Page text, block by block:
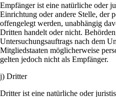
Empfänger ist eine natürliche oder
Einrichtung oder andere Stelle, der
offengelegt werden, unabhängig
Dritten handelt oder nicht.
Untersuchungsauftrags nach dem
Mitgliedstaaten möglicherweise
gelten jedoch nicht als Empfänger.
j) Dritter
Dritter ist eine natürliche oder